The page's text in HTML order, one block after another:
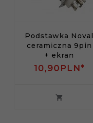
Podstawka Noval
ceramiczna 9pin
+ ekran
10,90PLN*